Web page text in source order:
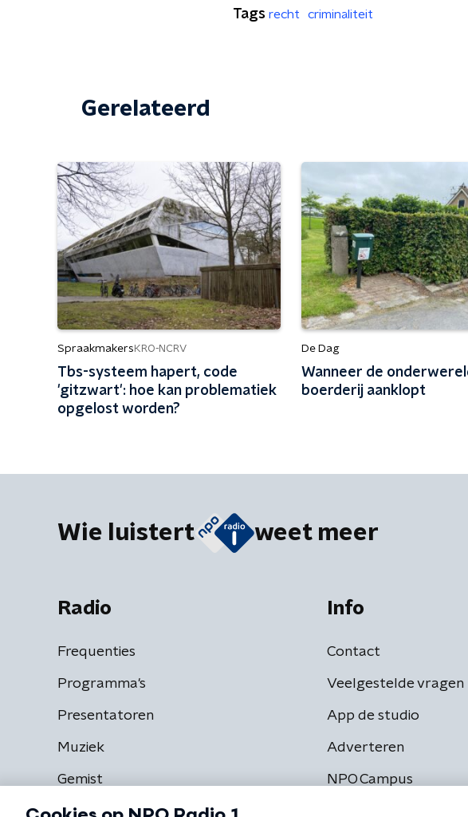
Tags recht criminaliteit
Gerelateerd
Spraakmakers KRO-NCRV
Tbs-systeem hapert, code
'gitzwart': hoe kan problematiek
opgelost worden?
De Dag
Wanneer de
boerderij aanklopt
Wie luistert weet meer
Radio
Frequenties
Programma's
Presentatoren
Muziek
Gemist
Info
Contact
Veelgestelde vragen
App de studio
Adverteren
NPO Campus